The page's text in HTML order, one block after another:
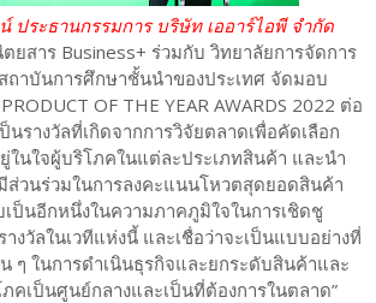
ประธานกรรมการ บริษัท เออาร์ไอพี จำกัด
ยสาร Business+ ร่วมกับ วิทยาลัยการจัดการ
าบันการศึกษาชั้นนำของประเทศ จัดมอบ
OF THE YEAR AWARDS 2022 ต่อ
นรางวัลที่เกิดจากการวิจัยตลาดเพื่อคัดเลือก
ในใจผู้บริโภคในแต่ละประเภทสินค้า และนำ
ส่วนร่วมในการลงคะแนนโหวตสุดยอดสินค้า
ป็นอีกหนึ่งในความภาคภูมิใจในการเชิดชู
งวัลในเวทีแห่งนี้ และเชื่อว่าจะเป็นแบบอย่างที่
ๆ ในการดำเนินธุรกิจและยกระดับสินค้าและ
คเป็นศูนย์กลางและเป็นที่ต้องการในตลาด”